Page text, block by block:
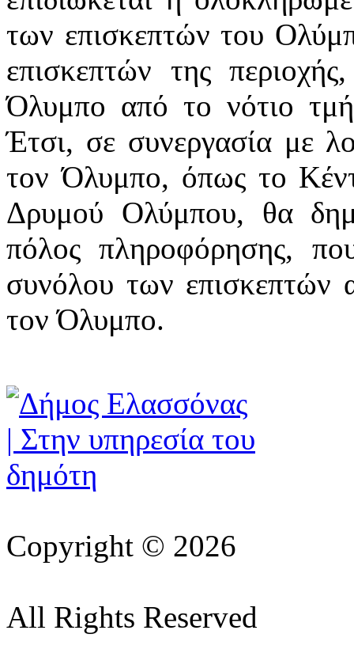
των επισκεπτών του
επισκεπτών της
Όλυμπο από το νότιο
Έτσι, σε συνεργασία με
τον Όλυμπο, όπως το
Δρυμού Ολύμπου, θα
πόλος πληροφόρησης,
συνόλου των επισκεπτών
τον Όλυμπο.
Copyright © 2026
All Rights Reserved